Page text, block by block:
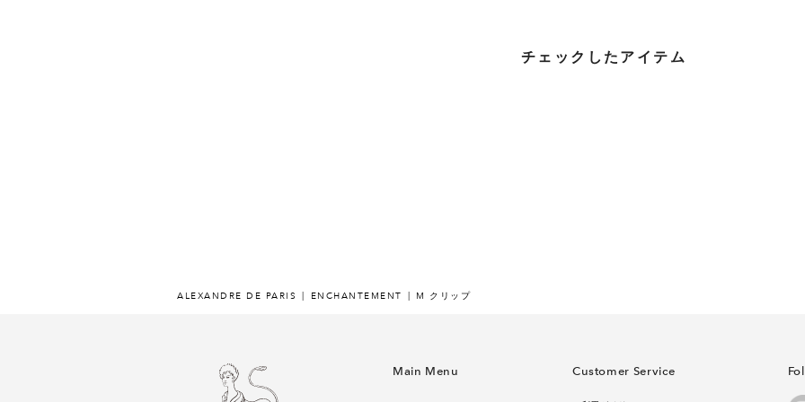
チェックしたアイテム
ALEXANDRE DE PARIS ENCHANTEMENT M クリップ
Main Menu Customer Service